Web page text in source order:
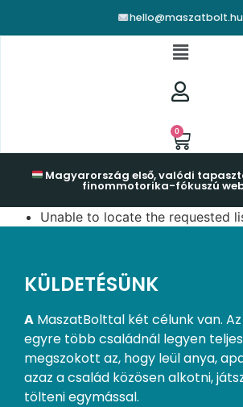
hello@maszatbolt.hu
0
Magyarország első, valódi
finommotorika-fókuszú
Unable to locate the requested
KÜLDETÉSÜNK
A MaszatBolttal két célunk van.
egyre több családnál legyen
megszokott az, hogy leül anya,
azaz a család közösen alkotni,
tölteni egymással.